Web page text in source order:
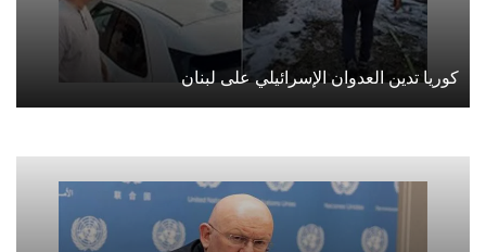
كوريا تدين العدوان الإسرائيلي على لبنان